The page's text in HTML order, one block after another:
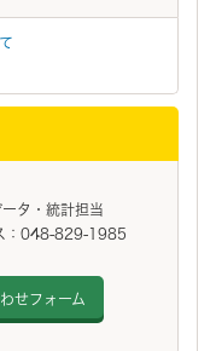
タ・統計担当
：048-829-1985
せフォーム